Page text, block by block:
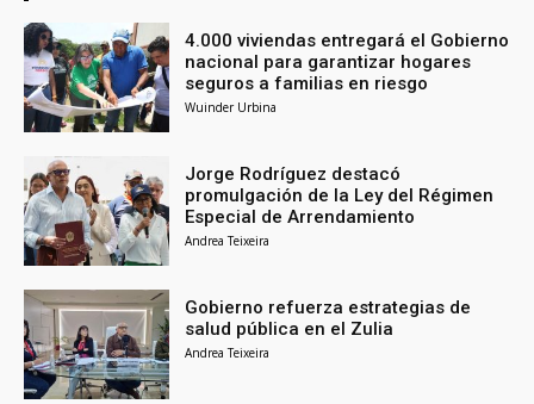
4.000 viviendas entregará el Gobierno
nacional para garantizar hogares
seguros a familias en riesgo
Wuinder Urbina
Jorge Rodríguez destacó
promulgación de la Ley del Régimen
Especial de Arrendamiento
Andrea Teixeira
Gobierno refuerza estrategias de
salud pública en el Zulia
Andrea Teixeira